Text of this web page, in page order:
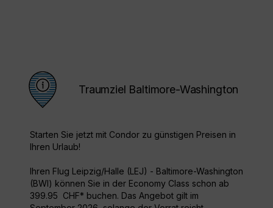
Traumziel Baltimore-Washington
Starten Sie jetzt mit Condor zu günstigen Preisen in
Ihren Urlaub!
Ihren Flug Leipzig/Halle (LEJ) - Baltimore-Washington
(BWI) können Sie in der Economy Class schon ab
399.95 CHF* buchen. Das Angebot gilt im